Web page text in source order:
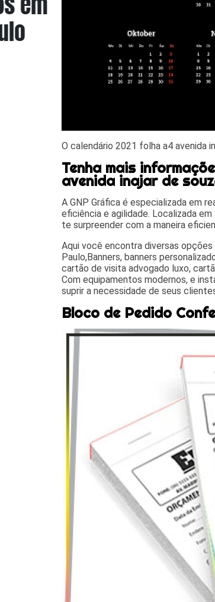
O calendário 2021 folha a4 avenida
Tenha mais
avenida inajar de
A GNP Gráfica é especializada em
eficiência e agilidade. Localizada
te surpreender com a maneira
Aqui você encontra diversas
Paulo,Banners, banners
cartão de visita advogado luxo,
Com equipamentos modernos, e
suprir a necessidade de seus
Bloco de Pedido